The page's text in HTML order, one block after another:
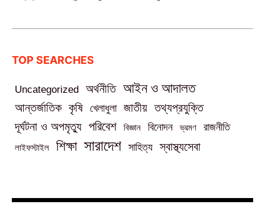
TOP SEARCHES
Uncategorized অর্থনীতি আইন ও আদালত
আন্তর্জাতিক কৃষি খেলাধুলা জাতীয় তথ্যপ্রযুক্তি
দূর্ঘটনা ও অপমৃত্যু পরিবেশ বিজ্ঞান বিনোদন ভ্রমণ রাজনীতি
লাইফস্টাইল শিক্ষা সারাদেশ সাহিত্য স্বাস্থ্যসেবা